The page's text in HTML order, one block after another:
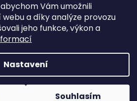
Vám umožnili
a díky analýze provozu
jeho funkce, výkon a
Nastavení
Souhlasím
copánky. Všechna práva